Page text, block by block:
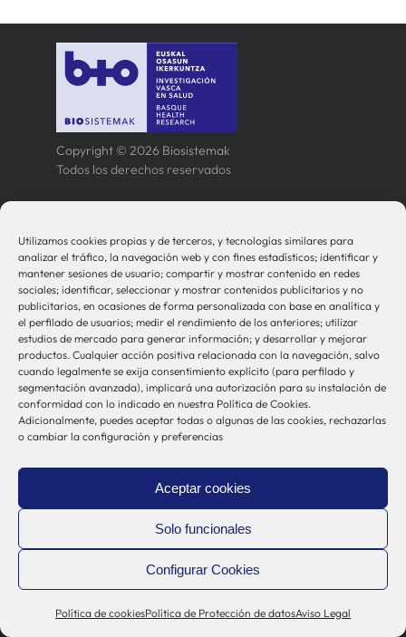
Utilizamos cookies propias y de terceros, y tecnologías similares para
analizar el tráfico, la navegación web y con fines estadísticos; identificar y
mantener sesiones de usuario; compartir y mostrar contenido en redes
sociales; identificar, seleccionar y mostrar contenidos publicitarios y no
publicitarios, en ocasiones de forma personalizada con base en analítica y
el perfilado de usuarios; medir el rendimiento de los anteriores; utilizar
estudios de mercado para generar información; y desarrollar y mejorar
productos. Cualquier acción positiva relacionada con la navegación, salvo
cuando legalmente se exija consentimiento explícito (para perfilado y
segmentación avanzada), implicará una autorización para su instalación de
conformidad con lo indicado en nuestra Política de Cookies.
Adicionalmente, puedes aceptar todas o algunas de las cookies, rechazarlas
o cambiar la configuración y preferencias
Aceptar cookies
Solo funcionales
Configurar Cookies
Política de cookiesPolítica de Protección de datosAviso Legal
Copyright © 2026 Biosistemak
Todos los derechos reservados
Localización
Asociación Instituto de Investigación
en Sistemas de Salud – Biosistemak
B Accelerator Tower (BAT) Gran Vía, 1
Contacto
bio-sistemak@bio-sistemak.eus
944 00 77 90